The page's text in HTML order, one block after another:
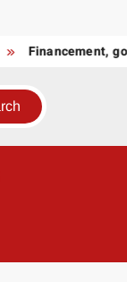
Financement,